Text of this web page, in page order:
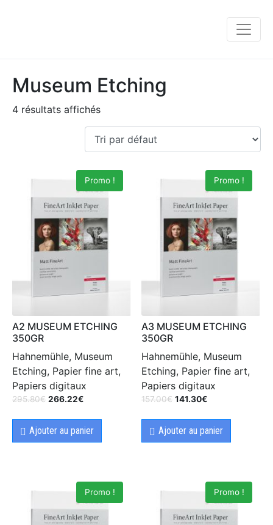
Museum Etching
4 résultats affichés
Promo !
A2 MUSEUM ETCHING
350GR
Hahnemühle, Museum
Etching, Papier fine art,
Papiers digitaux
295.80€ 266.22€
Ajouter au panier
Promo !
A3 MUSEUM ETCHING
350GR
Hahnemühle, Museum
Etching, Papier fine art,
Papiers digitaux
157.00€ 141.30€
Ajouter au panier
Promo ! Promo !